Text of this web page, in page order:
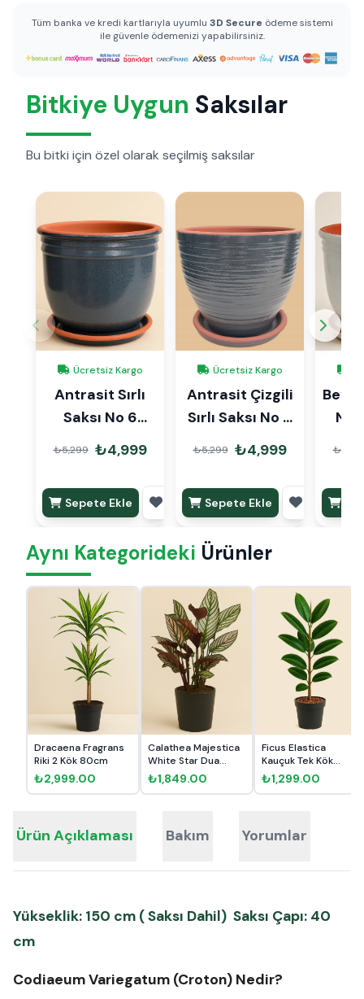
Tüm banka ve kredi kartlarıyla uyumlu 3D Secure ödeme sistemi
ile güvenle ödemenizi yapabilirsiniz.
Bitkiye Uygun Saksılar
Bu bitki için özel olarak seçilmiş saksılar
Ücretsiz Kargo
Antrasit Sırlı
Saksı No 6
Ø35cm
₺5,299 ₺4,999
Sepete Ekle
Ücretsiz Kargo
Antrasit Çizgili
Sırlı Saksı No 6
Ø35cm
₺5,299 ₺4,999
Sepete Ekle
No
Aynı Kategorideki Ürünler
Dracaena Fragrans
Riki 2 Kök 80cm
₺2,999.00
Calathea Majestica
White Star Dua
Çiçeği
₺1,849.00
Ficus Elastica
Kauçuk Tek Kök
80cm
₺1,299.00
Ürün Açıklaması Bakım Yorumlar
Yükseklik: 150 cm ( Saksı Dahil) Saksı Çapı: 40
cm
Codiaeum Variegatum (Croton) Nedir?